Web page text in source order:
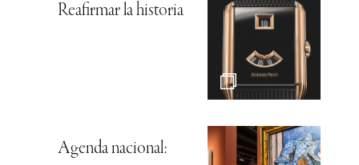
Reafirmar la historia
Agenda nacional: